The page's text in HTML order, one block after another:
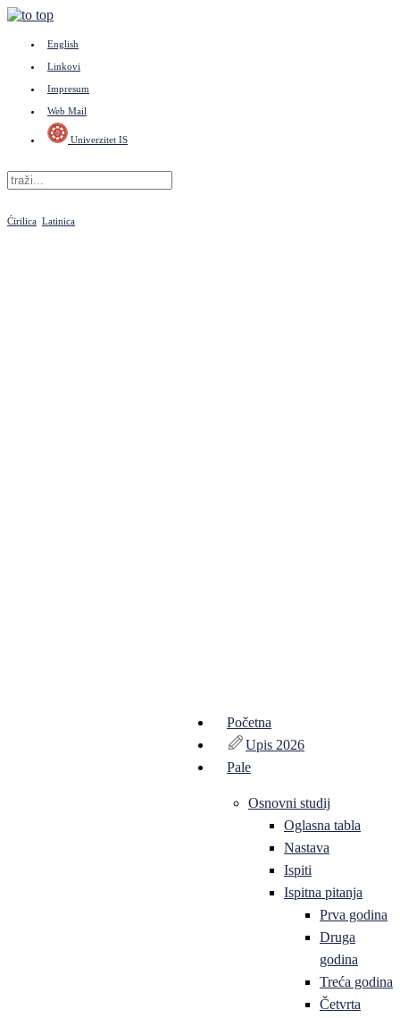
English
Linkovi
Impresum
Web Mail
Univerzitet IS
Ćirilica Latinica
Početna
Upis 2026
Pale
Osnovni studij
Oglasna tabla
Nastava
Ispiti
Ispitna pitanja
Prva godina
Druga
godina
Treća godina
Četvrta